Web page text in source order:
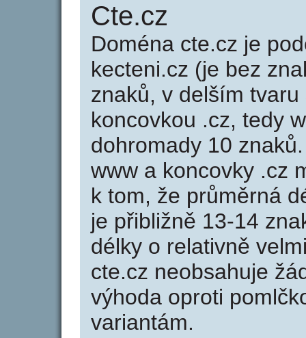
Cte.cz
Doména cte.cz je
kecteni.cz (je bez
znaků, v delším
koncovkou .cz, tedy
dohromady 10
www a koncovky .cz
k tom, že průměrná
je přibližně 13-14
délky o relativně
cte.cz neobsahuje
výhoda oproti
variantám.